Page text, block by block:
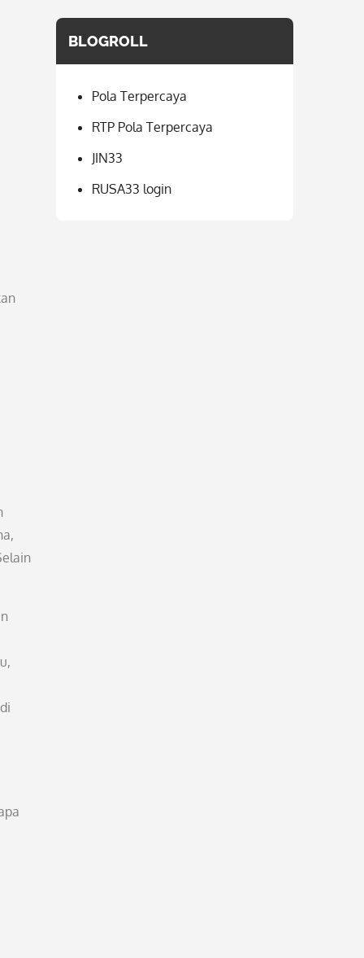
BLOGROLL
Pola Terpercaya
RTP Pola Terpercaya
JIN33
RUSA33 login